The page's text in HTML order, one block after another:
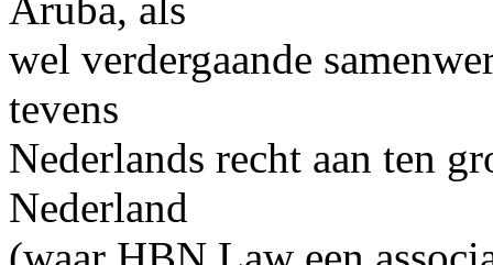
wel verdergaande
tevens
Nederlands recht aan ten
Nederland